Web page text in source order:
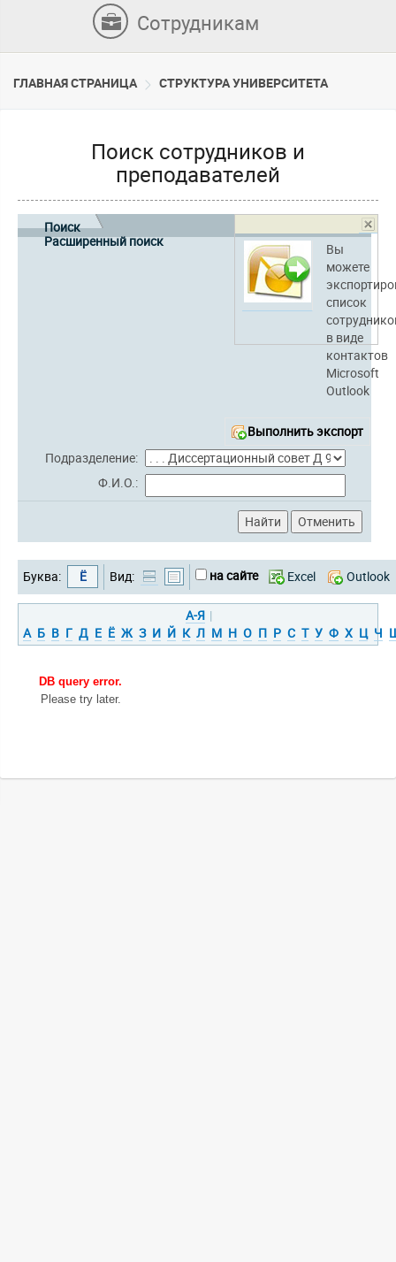
Сотрудникам
ГЛАВНАЯ СТРАНИЦА CТРУКТУРА УНИВЕРСИТЕТА
Поиск сотрудников и
преподавателей
Вы
можете
список
в виде
контактов
Microsoft
Outlook
Выполнить экспорт
Поиск
Расширенный поиск
Подразделение:
Ф.И.О.:
Буква: Ё Вид: на сайте Excel Outlook
А-Я |
А Б В Г Д Е Ё Ж З И Й К Л М Н О П Р С Т У Ф Х Ц Ч
DB query error.
Please try later.